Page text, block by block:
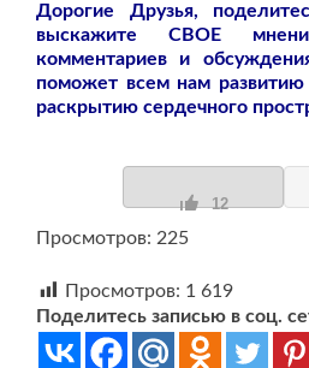
Дорогие Друзья,
выскажите СВОЕ
комментариев и
поможет всем нам
раскрытию сердечного
12
Просмотров: 225
Просмотров: 1 619
Поделитесь записью в соц.